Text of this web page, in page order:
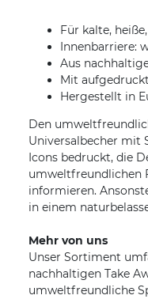
Für kalte,
Innenbarriere:
Aus
Mit
Hergestellt in
Den
Universalbecher mit
Icons bedruckt, die
umweltfreundlichen
informieren.
in einem
Mehr von uns
Unser Sortiment
nachhaltigen Take
umweltfreundliche